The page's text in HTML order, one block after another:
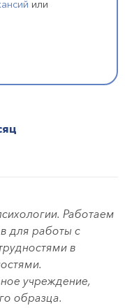
или
Работаем
для работы с
в
учреждение,
образца.